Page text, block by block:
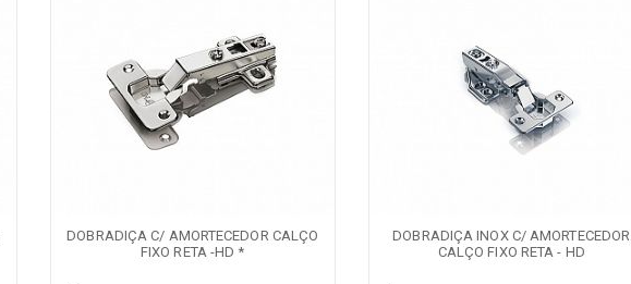
DOBRADIÇA C/ AMORTECEDOR CALÇO
FIXO RETA -HD *
Características
Quantidade:
DOBRADIÇA INOX C/ AMORTECEDOR
CALÇO FIXO RETA - HD
Características
Quantidade: